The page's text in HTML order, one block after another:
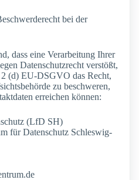
bei der
dass eine Verarbeitung Ihrer
Datenschutzrecht verstößt,
(d) EU-DSGVO das Recht,
zu beschweren,
erreichen können:
(LfD SH)
für Datenschutz Schleswig-